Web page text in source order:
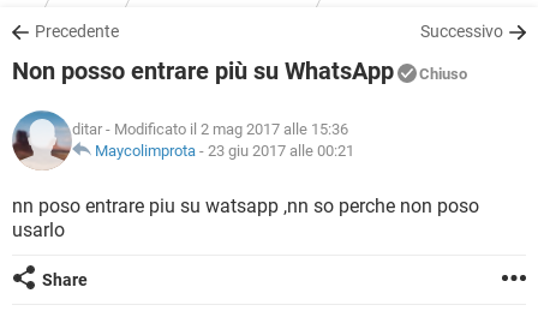
iOS
INSTAGRAM WHATSAPP
TIKTOK
HARDWARE
COVID-19 GAMING
INSTAGRAM WHATSAPP
TIKTOK
HARDWARE
DOWNLOAD
COVID-19 GAMING
INTRATTENIMENTO
iOS WINDOWS 10
TIKTOK
HARDWARE
FORUM
COVID-19 GAMING
INTRATTENIMENTO
iOS WINDOWS 10
GLOSSARIO
INTRATTENIMENTO
iOS
Precedente Successivo
Non posso entrare più su WhatsApp Chiuso
ditar - Modificato il 2 mag 2017 alle 15:36
Maycolimprota - 23 giu 2017 alle 00:21
nn poso entrare piu su watsapp ,nn so perche non poso
usarlo
Share